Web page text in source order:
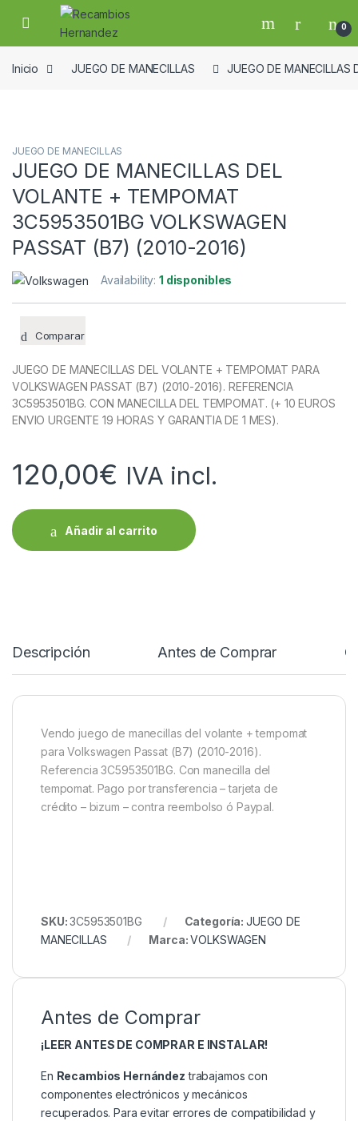
Skip to navigation
Skip to content
Open 0
Inicio JUEGO DE MANECILLAS JUEGO DE
JUEGO DE MANECILLAS
JUEGO DE MANECILLAS DEL
VOLANTE + TEMPOMAT
3C5953501BG VOLKSWAGEN
PASSAT (B7) (2010-2016)
Availability:1 disponibles
Comparar
JUEGO DE MANECILLAS DEL VOLANTE + TEMPOMAT PARA
VOLKSWAGEN PASSAT (B7) (2010-2016). REFERENCIA
3C5953501BG. CON MANECILLA DEL TEMPOMAT. (+ 10 EUROS
ENVIO URGENTE 19 HORAS Y GARANTIA DE 1 MES).
120,00€ IVA incl.
Añadir al carrito
Descripción Antes de Comprar
Vendo juego de manecillas del volante + tempomat
para Volkswagen Passat (B7) (2010-2016).
Referencia 3C5953501BG. Con manecilla del
tempomat. Pago por transferencia – tarjeta de
crédito – bizum – contra reembolso ó Paypal.
SKU:3C5953501BG Categoría: JUEGO DE
MANECILLAS
Marca:VOLKSWAGEN
Antes de Comprar
¡LEER ANTES DE COMPRAR E INSTALAR!
En Recambios Hernández trabajamos con
componentes electrónicos y mecánicos
recuperados. Para evitar errores de compatibilidad y